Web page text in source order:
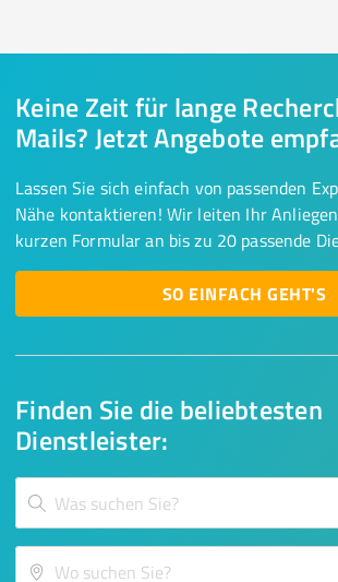
Finden Sie die beliebtesten
Dienstleister:
Keine Zeit für lange
Mails? Jetzt Angebote
Lassen Sie sich einfach von passenden
Nähe kontaktieren! Wir leiten Ihr
kurzen Formular an bis zu 20 passende
SO EINFACH GEHT'S